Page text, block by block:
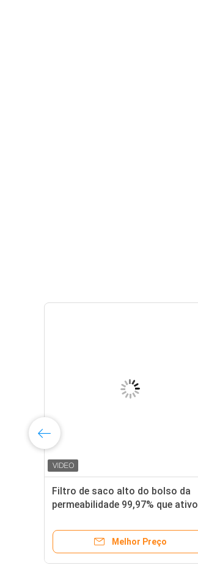
Filtro de saco alto do bolso da
permeabilidade 99,97% que ativo
Melhor Preço